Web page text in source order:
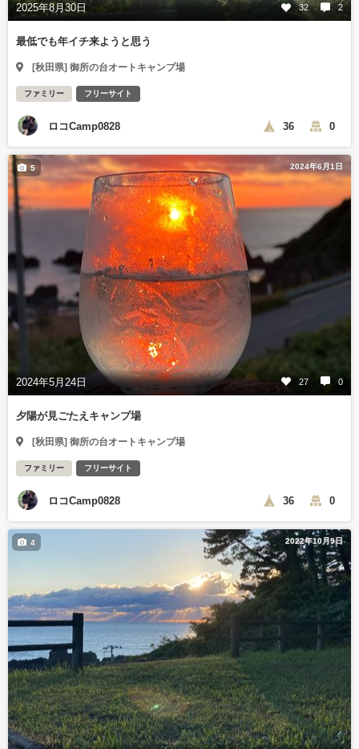
2025年8月30日 32 2
最低でも年イチ来ようと思う
[秋田県] 御所の台オートキャンプ場
ファミリー フリーサイト
ロコCamp0828 36 0
2024年6月1日
2024年5月24日 27 0
5
夕陽が見ごたえキャンプ場
[秋田県] 御所の台オートキャンプ場
ファミリー フリーサイト
ロコCamp0828 36 0
2022年10月9日
4